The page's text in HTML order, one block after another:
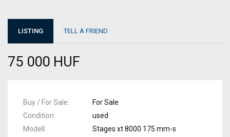
LISTING TELL A FRIEND
75 000 HUF
Buy / For Sale
For Sale
Condition
used
Modell
Stages xt 8000 175 mm-s